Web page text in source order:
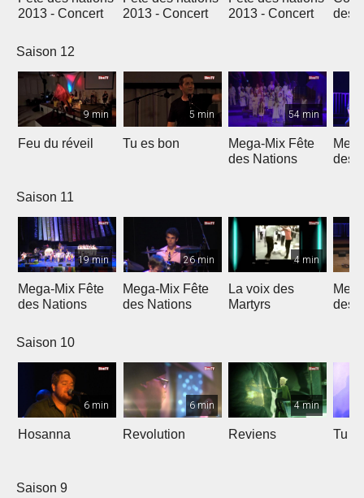
2013 - Concert
2013 - Concert
2013 - Concert
des
Saison 12
9 min
Feu du réveil
5 min
Tu es bon
54 min
Mega-Mix Fête
des Nations
des
Saison 11
19 min
Mega-Mix Fête
des Nations
26 min
Mega-Mix Fête
des Nations
4 min
La voix des
Martyrs
des
Saison 10
6 min
Hosanna
6 min
Revolution
4 min
Reviens Tu
Saison 9